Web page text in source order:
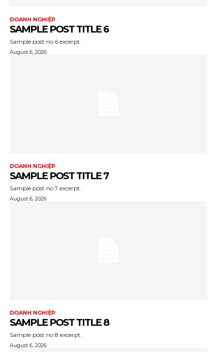
DOANH NGHIỆP
SAMPLE POST TITLE 6
Sample post no 6 excerpt.
August 6, 2026
DOANH NGHIỆP
SAMPLE POST TITLE 7
Sample post no 7 excerpt.
August 6, 2026
DOANH NGHIỆP
SAMPLE POST TITLE 8
Sample post no 8 excerpt.
August 6, 2026